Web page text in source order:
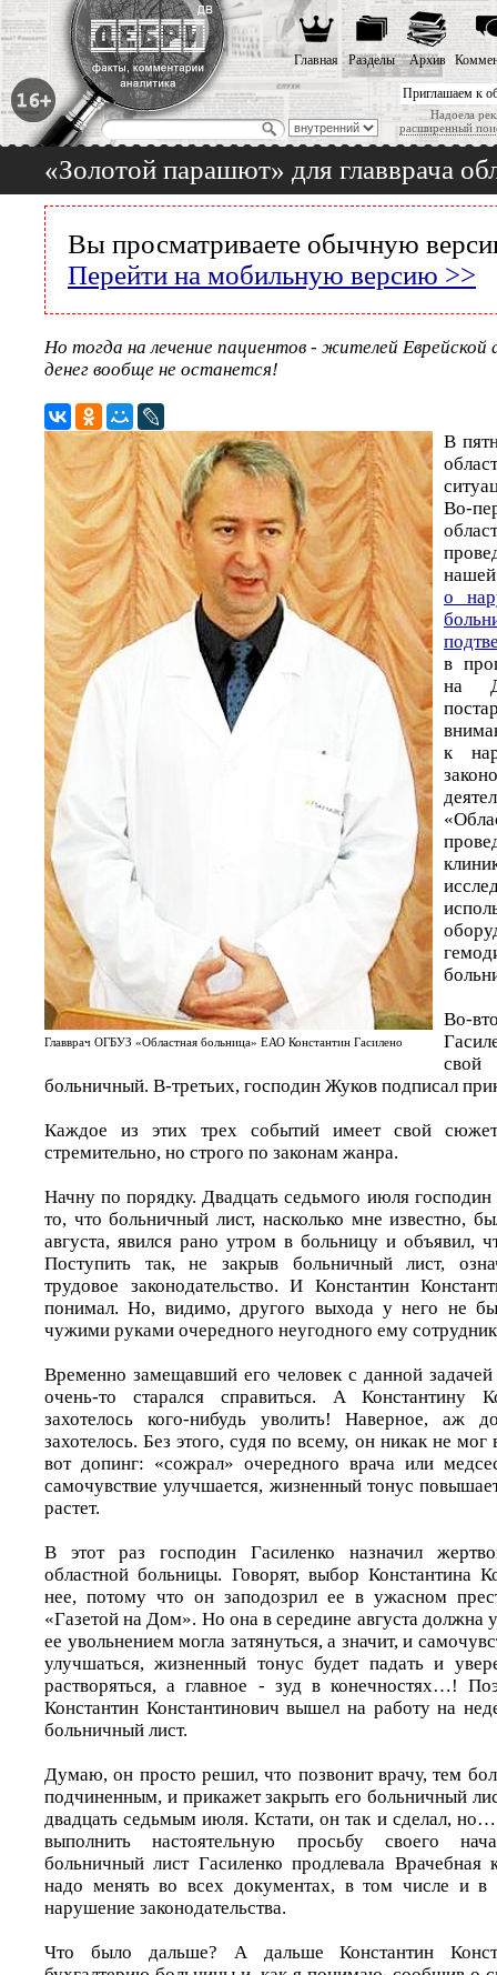
Приглашаем к
Надоела
расширенный
Главная Разделы Архив
«Золотой парашют» для главврача
Вы просматриваете обычную
Перейти на мобильную версию >>
Но тогда на лечение пациентов - жителей Еврейской
денег вообще не останется!
Главврач ОГБУЗ «Областная больница» ЕАО Константин Гасилено
В
Во-
о
в
на
к
Во-
больничный. В-третьих, господин Жуков подписал
Каждое из этих трех событий имеет свой
стремительно, но строго по законам жанра.
Начну по порядку. Двадцать седьмого июля господин
то, что больничный лист, насколько мне известно,
августа, явился рано утром в больницу и объявил,
Поступить так, не закрыв больничный лист,
трудовое законодательство. И Константин
понимал. Но, видимо, другого выхода у него не
чужими руками очередного неугодного ему
Временно замещавший его человек с данной
очень-то старался справиться. А Константину
захотелось кого-нибудь уволить! Наверное, аж
захотелось. Без этого, судя по всему, он никак не
вот допинг: «сожрал» очередного врача или
самочувствие улучшается, жизненный тонус
растет.
В этот раз господин Гасиленко назначил
областной больницы. Говорят, выбор Константина
нее, потому что он заподозрил ее в ужасном
«Газетой на Дом». Но она в середине августа должна
ее увольнением могла затянуться, а значит, и
улучшаться, жизненный тонус будет падать и
растворяться, а главное - зуд в конечностях…!
Константин Константинович вышел на работу на
больничный лист.
Думаю, он просто решил, что позвонит врачу, тем
подчиненным, и прикажет закрыть его больничный
двадцать седьмым июля. Кстати, он так и сделал,
выполнить настоятельную просьбу своего
больничный лист Гасиленко продлевала Врачебная
надо менять во всех документах, в том числе и
нарушение законодательства.
Что было дальше? А дальше Константин